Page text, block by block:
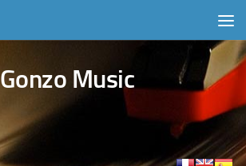
Gonzo Music